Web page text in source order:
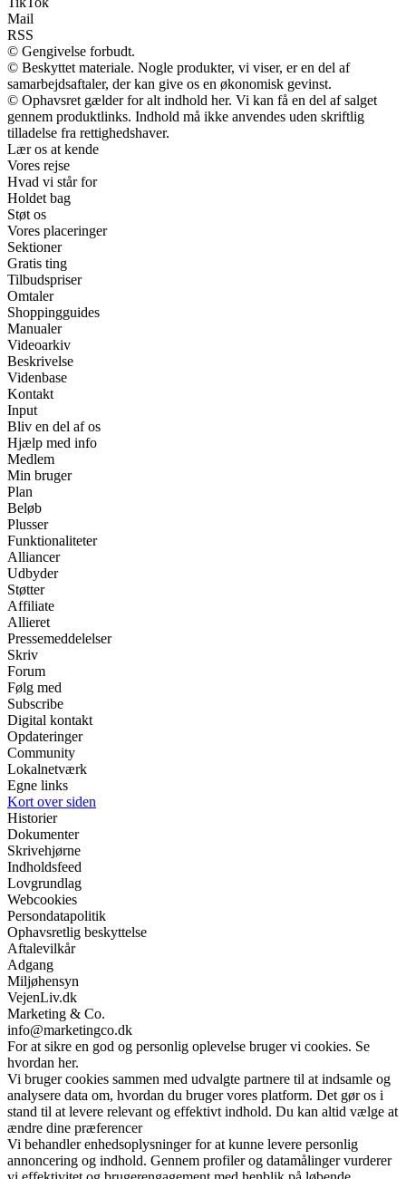
Mail
RSS
© Gengivelse forbudt.
© Beskyttet materiale. Nogle produkter, vi viser, er en del af
samarbejdsaftaler, der kan give os en økonomisk gevinst.
© Ophavsret gælder for alt indhold her. Vi kan få en del af salget
gennem produktlinks. Indhold må ikke anvendes uden skriftlig
tilladelse fra rettighedshaver.
Lær os at kende
Vores rejse
Hvad vi står for
Holdet bag
Støt os
Vores placeringer
Sektioner
Gratis ting
Tilbudspriser
Omtaler
Shoppingguides
Manualer
Videoarkiv
Beskrivelse
Videnbase
Kontakt
Input
Bliv en del af os
Hjælp med info
Medlem
Min bruger
Plan
Beløb
Plusser
Funktionaliteter
Alliancer
Udbyder
Støtter
Affiliate
Allieret
Pressemeddelelser
Skriv
Forum
Følg med
Subscribe
Digital kontakt
Opdateringer
Community
Lokalnetværk
Egne links
Kort over siden
Historier
Dokumenter
Skrivehjørne
Indholdsfeed
Lovgrundlag
Webcookies
Persondatapolitik
Ophavsretlig beskyttelse
Aftalevilkår
Adgang
Miljøhensyn
VejenLiv.dk
Marketing & Co.
info@marketingco.dk
For at sikre en god og personlig oplevelse bruger vi cookies. Se
hvordan her.
Vi bruger cookies sammen med udvalgte partnere til at indsamle og
analysere data om, hvordan du bruger vores platform. Det gør os i
stand til at levere relevant og effektivt indhold. Du kan altid vælge at
ændre dine præferencer
Vi behandler enhedsoplysninger for at kunne levere personlig
annoncering og indhold. Gennem profiler og datamålinger vurderer